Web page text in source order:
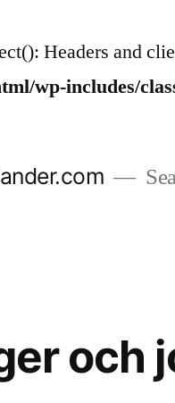
Headers and
wp-includes/
och